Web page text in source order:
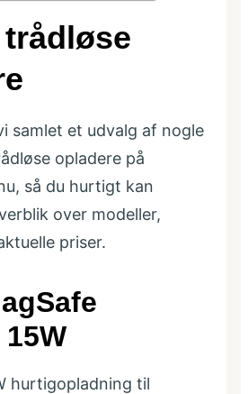
samlet et udvalg af nogle
opladere på
så du hurtigt kan
over modeller,
priser.
hurtigopladning til